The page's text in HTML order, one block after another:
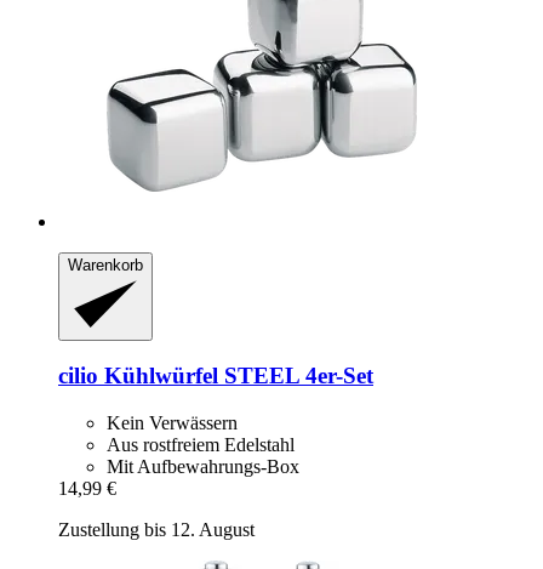
Warenkorb
cilio Kühlwürfel STEEL 4er-​Set
Kein Verwässern
Aus rostfreiem Edelstahl
Mit Aufbewahrungs-Box
14,99 €
Zustellung bis 12. August